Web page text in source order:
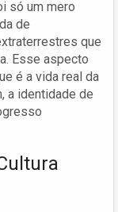
só um mero
de
que
Esse aspecto
é a vida real da
a identidade de